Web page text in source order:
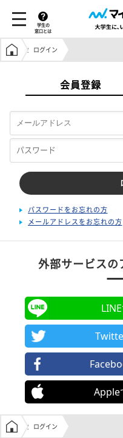
学生の
窓口とは
学生の窓口トップ
ログイン
会員登録
パスワードをお忘れの方
メールアドレスをお忘れの方
外部サービスの
Apple
学生の窓口トップ
ログイン